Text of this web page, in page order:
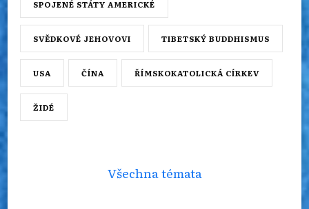
SPOJENÉ STÁTY AMERICKÉ
SVĚDKOVÉ JEHOVOVI TIBETSKÝ BUDDHISMUS
USA ČÍNA ŘÍMSKOKATOLICKÁ CÍRKEV
ŽIDÉ
Všechna témata